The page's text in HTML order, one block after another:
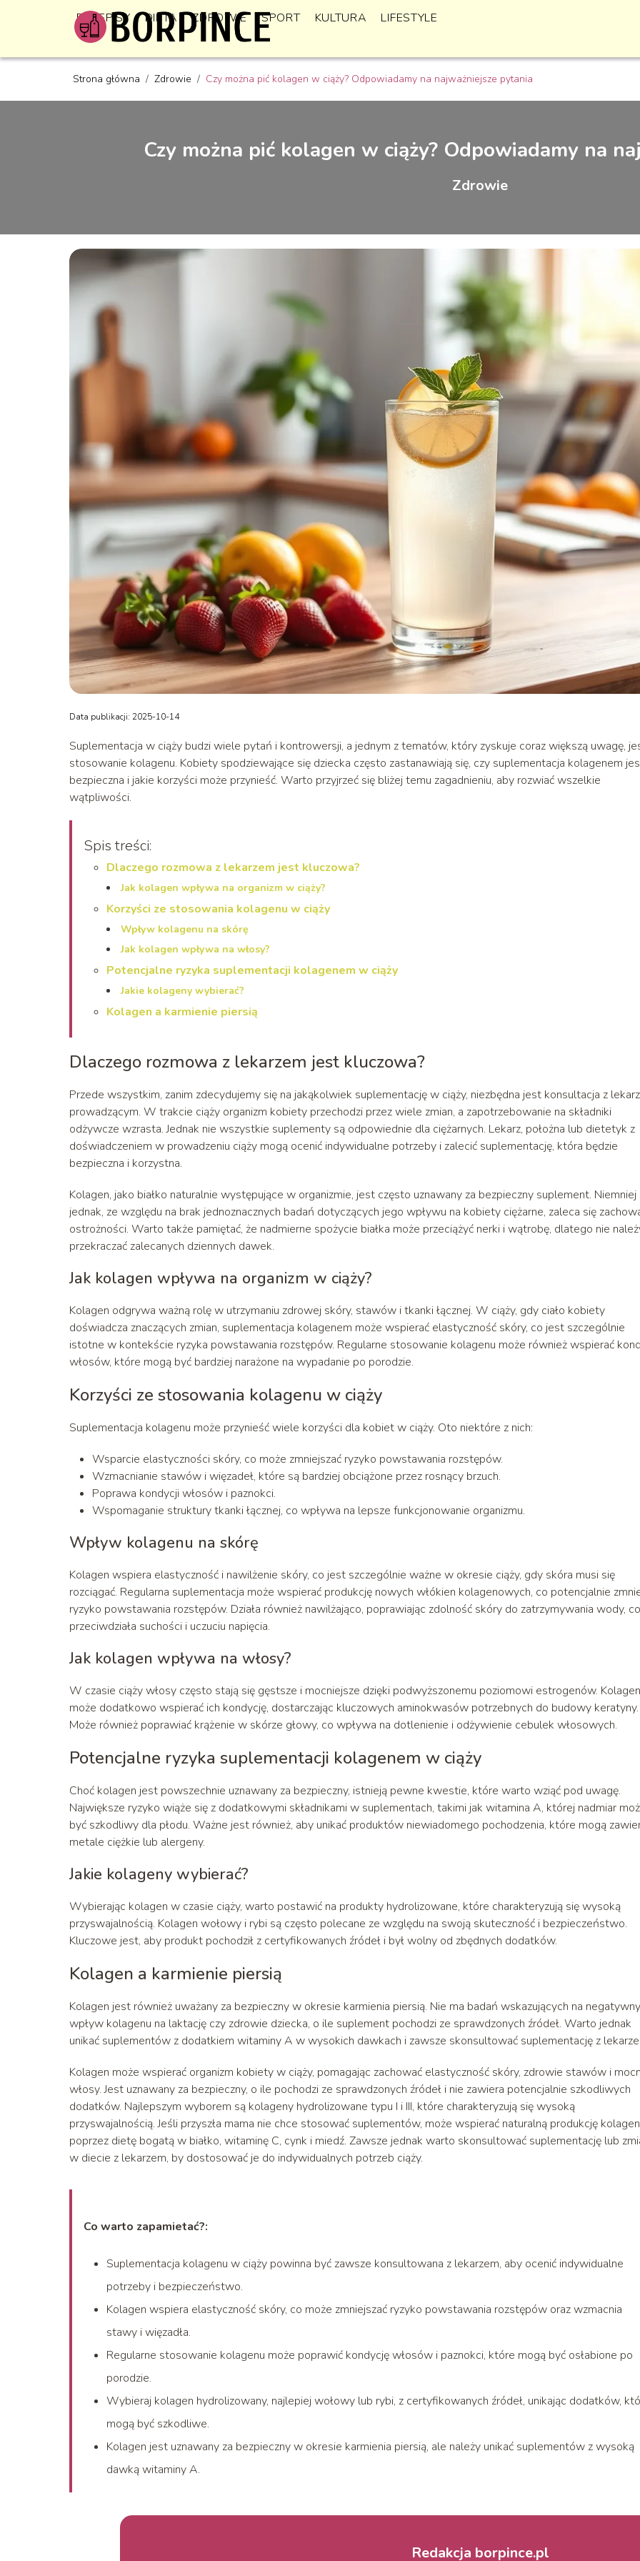
PRZEPISY DIETA ZDROWIE SPORT KULTURA LIFESTYLE
Strona główna / Zdrowie / Czy można pić kolagen w ciąży? Odpowiadamy na najważniejsze pytania
Czy można pić kolagen w ciąży? Odpowiadamy na
Zdrowie
Data publikacji: 2025-10-14
Suplementacja w ciąży budzi wiele pytań i kontrowersji, a jednym z tematów, który zyskuje coraz większą uwagę,
stosowanie kolagenu. Kobiety spodziewające się dziecka często zastanawiają się, czy suplementacja kolagenem
bezpieczna i jakie korzyści może przynieść. Warto przyjrzeć się bliżej temu zagadnieniu, aby rozwiać wszelkie
wątpliwości.
Spis treści:
Dlaczego rozmowa z lekarzem jest kluczowa?
Jak kolagen wpływa na organizm w ciąży?
Korzyści ze stosowania kolagenu w ciąży
Wpływ kolagenu na skórę
Jak kolagen wpływa na włosy?
Potencjalne ryzyka suplementacji kolagenem w ciąży
Jakie kolageny wybierać?
Kolagen a karmienie piersią
Dlaczego rozmowa z lekarzem jest kluczowa?
Przede wszystkim, zanim zdecydujemy się na jakąkolwiek suplementację w ciąży, niezbędna jest konsultacja z
prowadzącym. W trakcie ciąży organizm kobiety przechodzi przez wiele zmian, a zapotrzebowanie na składniki
odżywcze wzrasta. Jednak nie wszystkie suplementy są odpowiednie dla ciężarnych. Lekarz, położna lub dietetyk z
doświadczeniem w prowadzeniu ciąży mogą ocenić indywidualne potrzeby i zalecić suplementację, która będzie
bezpieczna i korzystna.
Kolagen, jako białko naturalnie występujące w organizmie, jest często uznawany za bezpieczny suplement. Niemniej
jednak, ze względu na brak jednoznacznych badań dotyczących jego wpływu na kobiety ciężarne, zaleca się
ostrożności. Warto także pamiętać, że nadmierne spożycie białka może przeciążyć nerki i wątrobę, dlatego nie
przekraczać zalecanych dziennych dawek.
Jak kolagen wpływa na organizm w ciąży?
Kolagen odgrywa ważną rolę w utrzymaniu zdrowej skóry, stawów i tkanki łącznej. W ciąży, gdy ciało kobiety
doświadcza znaczących zmian, suplementacja kolagenem może wspierać elastyczność skóry, co jest szczególnie
istotne w kontekście ryzyka powstawania rozstępów. Regularne stosowanie kolagenu może również wspierać
włosów, które mogą być bardziej narażone na wypadanie po porodzie.
Korzyści ze stosowania kolagenu w ciąży
Suplementacja kolagenu może przynieść wiele korzyści dla kobiet w ciąży. Oto niektóre z nich:
Wsparcie elastyczności skóry, co może zmniejszać ryzyko powstawania rozstępów.
Wzmacnianie stawów i więzadeł, które są bardziej obciążone przez rosnący brzuch.
Poprawa kondycji włosów i paznokci.
Wspomaganie struktury tkanki łącznej, co wpływa na lepsze funkcjonowanie organizmu.
Wpływ kolagenu na skórę
Kolagen wspiera elastyczność i nawilżenie skóry, co jest szczególnie ważne w okresie ciąży, gdy skóra musi się
rozciągać. Regularna suplementacja może wspierać produkcję nowych włókien kolagenowych, co potencjalnie
ryzyko powstawania rozstępów. Działa również nawilżająco, poprawiając zdolność skóry do zatrzymywania wody, co
przeciwdziała suchości i uczuciu napięcia.
Jak kolagen wpływa na włosy?
W czasie ciąży włosy często stają się gęstsze i mocniejsze dzięki podwyższonemu poziomowi estrogenów. Kolagen
może dodatkowo wspierać ich kondycję, dostarczając kluczowych aminokwasów potrzebnych do budowy keratyny.
Może również poprawiać krążenie w skórze głowy, co wpływa na dotlenienie i odżywienie cebulek włosowych.
Potencjalne ryzyka suplementacji kolagenem w ciąży
Choć kolagen jest powszechnie uznawany za bezpieczny, istnieją pewne kwestie, które warto wziąć pod uwagę.
Największe ryzyko wiąże się z dodatkowymi składnikami w suplementach, takimi jak witamina A, której nadmiar
być szkodliwy dla płodu. Ważne jest również, aby unikać produktów niewiadomego pochodzenia, które mogą
metale ciężkie lub alergeny.
Jakie kolageny wybierać?
Wybierając kolagen w czasie ciąży, warto postawić na produkty hydrolizowane, które charakteryzują się wysoką
przyswajalnością. Kolagen wołowy i rybi są często polecane ze względu na swoją skuteczność i bezpieczeństwo.
Kluczowe jest, aby produkt pochodził z certyfikowanych źródeł i był wolny od zbędnych dodatków.
Kolagen a karmienie piersią
Kolagen jest również uważany za bezpieczny w okresie karmienia piersią. Nie ma badań wskazujących na negatywny
wpływ kolagenu na laktację czy zdrowie dziecka, o ile suplement pochodzi ze sprawdzonych źródeł. Warto jednak
unikać suplementów z dodatkiem witaminy A w wysokich dawkach i zawsze skonsultować suplementację z
Kolagen może wspierać organizm kobiety w ciąży, pomagając zachować elastyczność skóry, zdrowie stawów i
włosy. Jest uznawany za bezpieczny, o ile pochodzi ze sprawdzonych źródeł i nie zawiera potencjalnie szkodliwych
dodatków. Najlepszym wyborem są kolageny hydrolizowane typu I i III, które charakteryzują się wysoką
przyswajalnością. Jeśli przyszła mama nie chce stosować suplementów, może wspierać naturalną produkcję
poprzez dietę bogatą w białko, witaminę C, cynk i miedź. Zawsze jednak warto skonsultować suplementację lub
w diecie z lekarzem, by dostosować je do indywidualnych potrzeb ciąży.
Co warto zapamietać?:
Suplementacja kolagenu w ciąży powinna być zawsze konsultowana z lekarzem, aby ocenić indywidualne
potrzeby i bezpieczeństwo.
Kolagen wspiera elastyczność skóry, co może zmniejszać ryzyko powstawania rozstępów oraz wzmacnia
stawy i więzadła.
Regularne stosowanie kolagenu może poprawić kondycję włosów i paznokci, które mogą być osłabione po
porodzie.
Wybieraj kolagen hydrolizowany, najlepiej wołowy lub rybi, z certyfikowanych źródeł, unikając dodatków,
mogą być szkodliwe.
Kolagen jest uznawany za bezpieczny w okresie karmienia piersią, ale należy unikać suplementów z wysoką
dawką witaminy A.
Redakcja borpince.pl